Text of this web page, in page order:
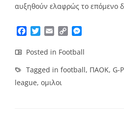
αυξηθούν ελαφρώς το επόμενο
Facebook
TwitterEmailCopy
Posted in Football
Tagged in football, ΠΑΟΚ, G-
league, ομιλοι